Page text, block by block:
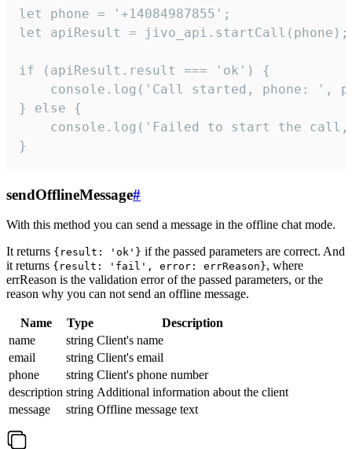
let phone = '+14084987855';
let apiResult = jivo_api.startCall(phone);
if (apiResult.result === 'ok') {
console.log('Call started, phone: ',
} else {
console.log('Failed to start the
}
sendOfflineMessage#
With this method you can send a message in the offline chat mode.
It returns {result: 'ok'} if the passed parameters are correct. And
it returns {result: 'fail', error: errReason}, where
errReason is the validation error of the passed parameters, or the
reason why you can not send an offline message.
Name Type
Description
name
string Client's name
email
string Client's email
phone
string Client's phone number
description string Additional information about the client
message
string Offline message text